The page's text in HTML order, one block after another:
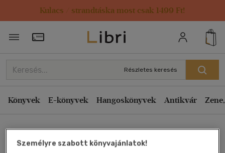
Kulacs / strandtáska most csak 1499 Ft!
Törzsvásárlói Kártya adatai
Részletes keresés
Könyvek E-könyvek Hangoskönyvek Antikvár
Csáki Enikő
Rendezés
Kiadás éve szerint csökkenő
Ár szerint csökkenő
Eladott darabszám szerint csökkenő
Eladott darabszám szerint növekvő
Személyre szabott könyvajánlatok!